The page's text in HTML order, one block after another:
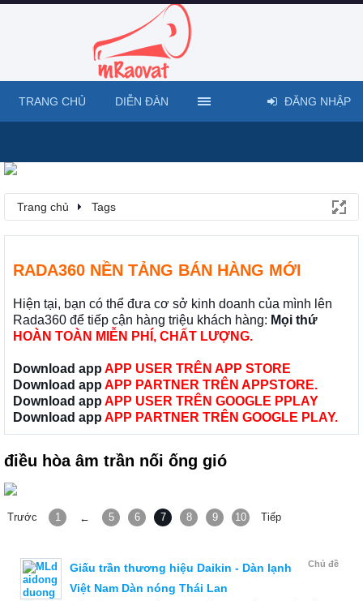
Trang chủ Tags
RADA360 NỀN TẢNG BÁN HÀNG MỚI
Hiện tại, bạn có thể đưa cơ sở kinh doanh của mình lên
Rada360 để tiếp cận hàng triệu khách hàng: Mọi thứ
HOÀN TOÀN MIỄN PHÍ, CHẤT LƯỢNG.
Download app APP USER TRÊN APP STORE
Download app APP PARTNER TRÊN APPSTORE.
Download app APP USER TRÊN GOOGLE PPLAY
Download app APP PARTNER TRÊN GOOGLE PLAY.
điều hòa âm trần nối ống gió
Trước 1 ← 5 6 7 8 9 10 Tiếp
Chủ đề
Giấu trần thương hiệu Daikin - Dàn lạnh
Việt Nam Dàn nóng Thái Lan
TRANG CHỦ DIỄN ĐÀN ĐĂNG NHẬP